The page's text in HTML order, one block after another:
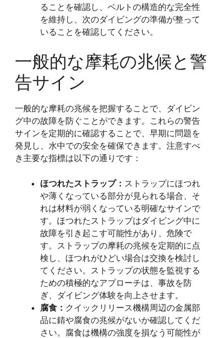
ることを確認し、ベルトの構造的な完全性
を維持し、次のダイビングの準備が整って
いることを確認してください。
一般的な摩耗の兆候と警
告サイン
一般的な摩耗の兆候を把握することで、ダイビン
グ中の故障を防ぐことができます。これらの警告
サインを定期的に確認することで、早期に問題を
発見し、水中での安全を確保できます。注意すべ
き主要な指標は以下の通りです：
ほつれたストラップ： ストラップにほつれ
や薄くなっている部分が見られる場合、そ
れは材料が弱くなっている明確なサインで
す。ほつれたストラップはダイビング中に
故障を引き起こす可能性があり、危険で
す。ストラップの摩耗の兆候を定期的に点
検し、ほつれがひどい場合は交換を検討し
てください。ストラップの状態を監視する
ための積極的なアプローチは、事故を防
ぎ、ダイビング体験を向上させます。
腐食： クイックリリース機構周辺の金属部
品に錆や腐食の兆候がないか確認してくだ
さい。腐食は機構の強度を損なう可能性が